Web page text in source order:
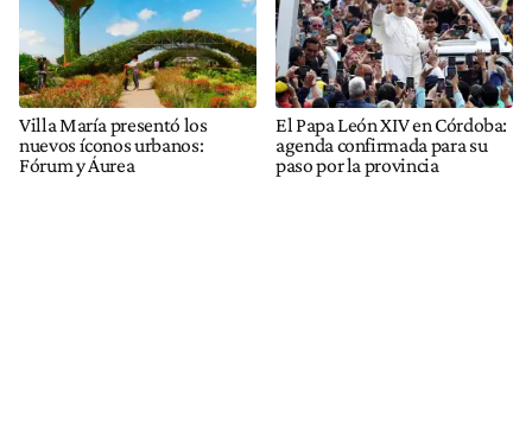
Villa María presentó los
nuevos íconos urbanos:
Fórum y Áurea
El Papa León XIV en Córdoba:
agenda confirmada para su
paso por la provincia